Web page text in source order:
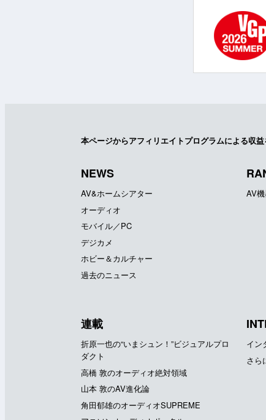
本ページからアフィリエイトプログラムによる収
NEWS
AV&ホームシアター
オーディオ
モバイル／PC
デジカメ
ホビー＆カルチャー
過去のニュース
AV
連載
折原一也の“いまシュン！”ビジュアルプロ
ダクト
高橋 敦のオーディオ絶対領域
山本 敦のAV進化論
角田郁雄のオーディオSUPREME
イン
さら